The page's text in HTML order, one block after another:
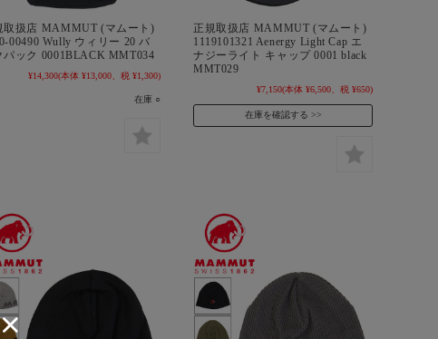
取扱店 MAMMUT (マムート)
00490 Wully ウィリー 20 バ
パック 0001BLACK MMT034
¥14,300(本体 ¥13,000、税 ¥1,300)
在庫 ○
正規取扱店 MAMMUT (マムート)
1119101321 Aenergy Light Cap エ
ナジーライト キャップ 0001 black
MMT029
¥7,150(本体 ¥6,500、税 ¥650)
在庫を確認する